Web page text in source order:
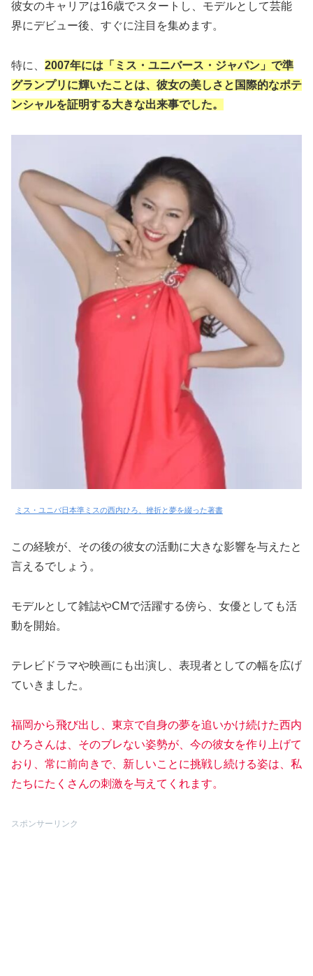
彼女のキャリアは16歳でスタートし、モデルとして芸能
界にデビュー後、すぐに注目を集めます。
特に、 2007年には「ミス・ユニバース・ジャパン」で準
グランプリに輝いたことは、彼女の美しさと国際的なポテ
ンシャルを証明する大きな出来事でした。
ミス・ユニバ日本準ミスの西内ひろ、挫折と夢を綴った著書
この経験が、その後の彼女の活動に大きな影響を与えたと
言えるでしょう。
モデルとして雑誌やCMで活躍する傍ら、女優としても活
動を開始。
テレビドラマや映画にも出演し、表現者としての幅を広げ
ていきました。
福岡から飛び出し、東京で自身の夢を追いかけ続けた西内
ひろさんは、そのブレない姿勢が、今の彼女を作り上げて
おり、常に前向きで、新しいことに挑戦し続ける姿は、私
たちにたくさんの刺激を与えてくれます。
スポンサーリンク